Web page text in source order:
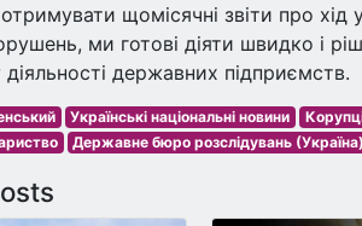
щомісячні звіти про хід
ми готові діяти швидко і
діяльності державних підприємств.
Українські національні новини
Державне бюро розслідувань (Україна)